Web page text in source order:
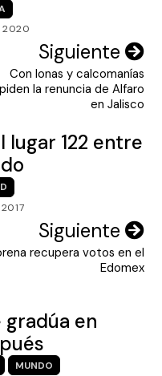
2020
Siguiente
Con lonas y calcomanías
piden la renuncia de Alfaro
en Jalisco
lugar 122 entre
Siguiente
recupera votos en el
Edomex
en
MUNDO